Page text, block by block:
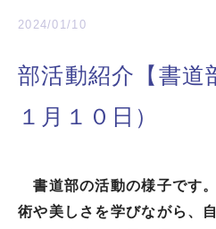
2024/01/10
部活動紹介【書道
１月１０日）
書道部の活動の様子です
術や美しさを学びながら、